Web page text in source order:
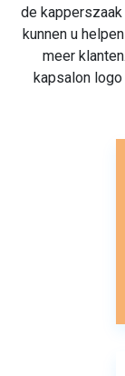
de
kunnen u
meer
kapsalon